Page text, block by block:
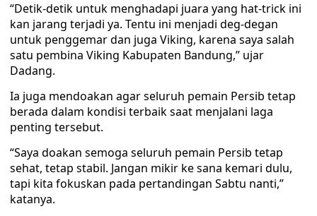
“Detik-detik untuk menghadapi juara yang hat-trick ini
kan jarang terjadi ya. Tentu ini menjadi deg-degan
untuk penggemar dan juga Viking, karena saya salah
satu pembina Viking Kabupaten Bandung,” ujar
Dadang.
Ia juga mendoakan agar seluruh pemain Persib tetap
berada dalam kondisi terbaik saat menjalani laga
penting tersebut.
“Saya doakan semoga seluruh pemain Persib tetap
sehat, tetap stabil. Jangan mikir ke sana kemari dulu,
tapi kita fokuskan pada pertandingan Sabtu nanti,”
katanya.